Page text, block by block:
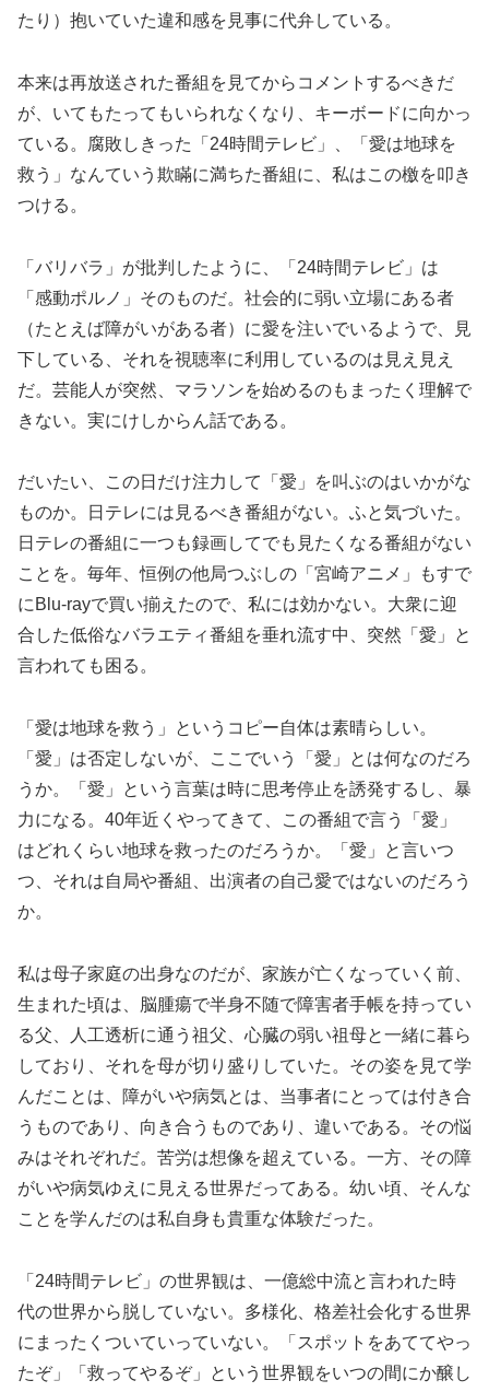
たり）抱いていた違和感を見事に代弁している。
本来は再放送された番組を見てからコメントするべきだ
が、いてもたってもいられなくなり、キーボードに向かっ
ている。腐敗しきった「24時間テレビ」、「愛は地球を
救う」なんていう欺瞞に満ちた番組に、私はこの檄を叩き
つける。
「バリバラ」が批判したように、「24時間テレビ」は
「感動ポルノ」そのものだ。社会的に弱い立場にある者
（たとえば障がいがある者）に愛を注いでいるようで、見
下している、それを視聴率に利用しているのは見え見え
だ。芸能人が突然、マラソンを始めるのもまったく理解で
きない。実にけしからん話である。
だいたい、この日だけ注力して「愛」を叫ぶのはいかがな
ものか。日テレには見るべき番組がない。ふと気づいた。
日テレの番組に一つも録画してでも見たくなる番組がない
ことを。毎年、恒例の他局つぶしの「宮崎アニメ」もすで
にBlu-rayで買い揃えたので、私には効かない。大衆に迎
合した低俗なバラエティ番組を垂れ流す中、突然「愛」と
言われても困る。
「愛は地球を救う」というコピー自体は素晴らしい。
「愛」は否定しないが、ここでいう「愛」とは何なのだろ
うか。「愛」という言葉は時に思考停止を誘発するし、暴
力になる。40年近くやってきて、この番組で言う「愛」
はどれくらい地球を救ったのだろうか。「愛」と言いつ
つ、それは自局や番組、出演者の自己愛ではないのだろう
か。
私は母子家庭の出身なのだが、家族が亡くなっていく前、
生まれた頃は、脳腫瘍で半身不随で障害者手帳を持ってい
る父、人工透析に通う祖父、心臓の弱い祖母と一緒に暮ら
しており、それを母が切り盛りしていた。その姿を見て学
んだことは、障がいや病気とは、当事者にとっては付き合
うものであり、向き合うものであり、違いである。その悩
みはそれぞれだ。苦労は想像を超えている。一方、その障
がいや病気ゆえに見える世界だってある。幼い頃、そんな
ことを学んだのは私自身も貴重な体験だった。
「24時間テレビ」の世界観は、一億総中流と言われた時
代の世界から脱していない。多様化、格差社会化する世界
にまったくついていっていない。「スポットをあててやっ
たぞ」「救ってやるぞ」という世界観をいつの間にか醸し